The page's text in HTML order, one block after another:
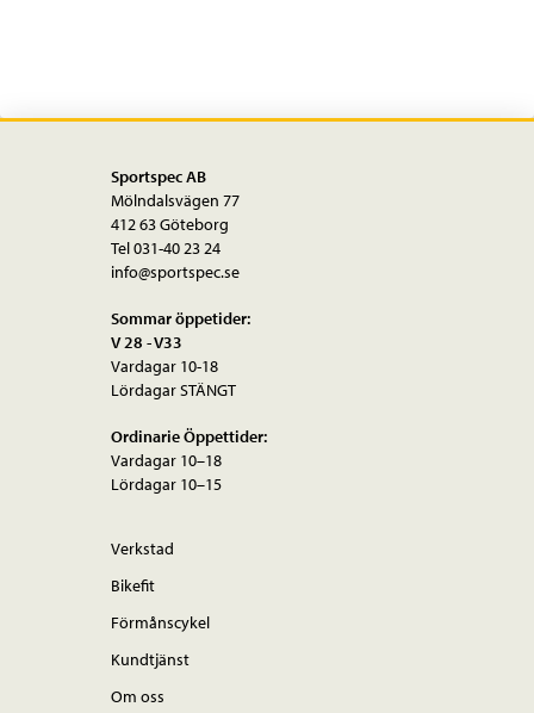
Sportspec AB
Mölndalsvägen 77
412 63 Göteborg
Tel 031-40 23 24
info@sportspec.se
Sommar öppetider:
V 28 - V33
Vardagar 10-18
Lördagar STÄNGT
Ordinarie Öppettider:
Vardagar 10–18
Lördagar 10–15
Verkstad
Bikefit
Förmånscykel
Kundtjänst
Om oss